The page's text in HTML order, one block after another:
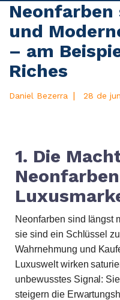
Neonfarben
und
– am
Riches
Daniel Bezerra | 28 de
1. Die
Neonfarben sind längst
sie sind ein Schlüssel
Wahrnehmung und
Luxuswelt wirken
unbewusstes Signal:
steigern die